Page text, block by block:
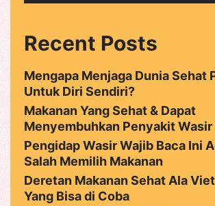
Recent Posts
Mengapa Menjaga Dunia Sehat
Untuk Diri Sendiri?
Makanan Yang Sehat & Dapat
Menyembuhkan Penyakit Wasir
Pengidap Wasir Wajib Baca Ini
Salah Memilih Makanan
Deretan Makanan Sehat Ala
Yang Bisa di Coba